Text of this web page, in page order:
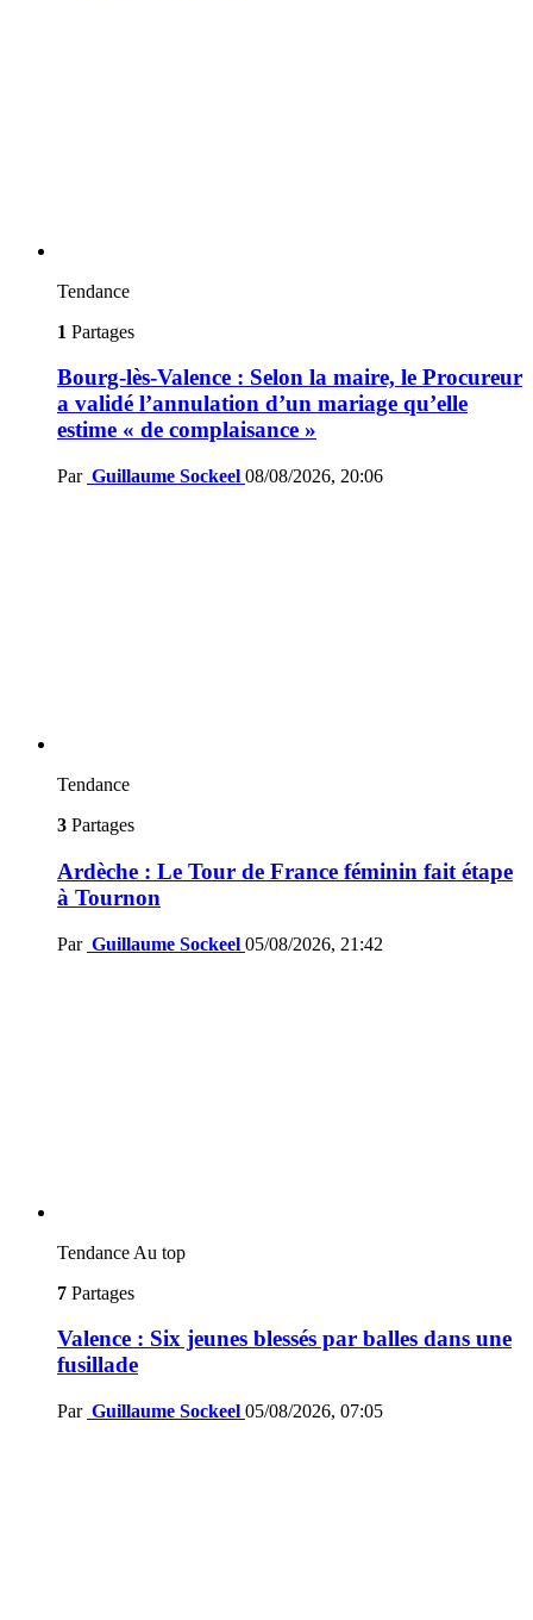
Tendance
1 Partages
Bourg-lès-Valence : Selon la maire, le Procureur
a validé l’annulation d’un mariage qu’elle
estime « de complaisance »
Par Guillaume Sockeel 08/08/2026, 20:06
Tendance
3 Partages
Ardèche : Le Tour de France féminin fait étape
à Tournon
Par Guillaume Sockeel 05/08/2026, 21:42
Tendance Au top
7 Partages
Valence : Six jeunes blessés par balles dans une
fusillade
Par Guillaume Sockeel 05/08/2026, 07:05